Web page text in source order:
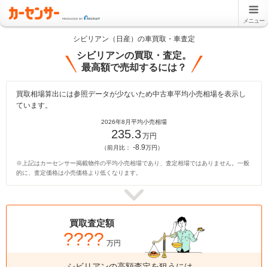
メニュー
シビリアン（日産）の車買取・車査定
シビリアンの買取・査定。
最高額で売却するには？
買取相場算出には参照データが少ないため中古車平均小売相場を表示し
ています。
2026年8月平均小売相場
235.3万円
（前月比： -8.9万円）
※上記はカーセンサー掲載物件の平均小売相場であり、査定相場ではありません。一般
的に、査定価格は小売価格より低くなります。
買取査定額
???? 万円